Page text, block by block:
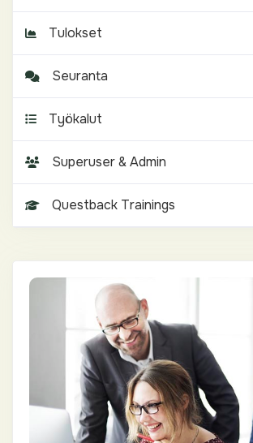
Tulokset
Seuranta
Työkalut
Superuser & Admin
Questback Trainings